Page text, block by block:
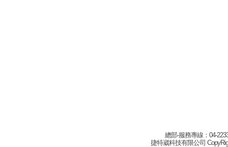
總部-服務專線：04-
捷特崴科技有限公司